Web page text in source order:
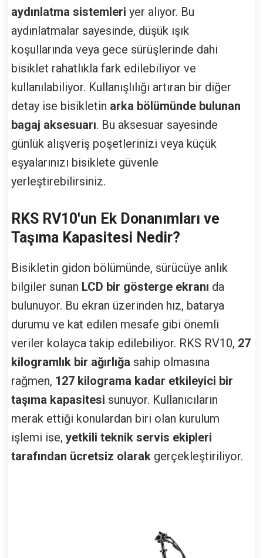
aydınlatma sistemleri yer alıyor. Bu
aydınlatmalar sayesinde, düşük ışık
koşullarında veya gece sürüşlerinde dahi
bisiklet rahatlıkla fark edilebiliyor ve
kullanılabiliyor. Kullanışlılığı artıran bir diğer
detay ise bisikletin arka bölümünde bulunan
bagaj aksesuarı. Bu aksesuar sayesinde
günlük alışveriş poşetlerinizi veya küçük
eşyalarınızı bisiklete güvenle
yerleştirebilirsiniz.
RKS RV10'un Ek Donanımları ve
Taşıma Kapasitesi Nedir?
Bisikletin gidon bölümünde, sürücüye anlık
bilgiler sunan LCD bir gösterge ekranı da
bulunuyor. Bu ekran üzerinden hız, batarya
durumu ve kat edilen mesafe gibi önemli
veriler kolayca takip edilebiliyor. RKS RV10, 27
kilogramlık bir ağırlığa sahip olmasına
rağmen, 127 kilograma kadar etkileyici bir
taşıma kapasitesi sunuyor. Kullanıcıların
merak ettiği konulardan biri olan kurulum
işlemi ise, yetkili teknik servis ekipleri
tarafından ücretsiz olarak gerçekleştiriliyor.